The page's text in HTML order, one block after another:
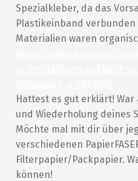
Spezialkleber, da das
Plastikeinband verbunden
Materialien waren
Hattest es gut erklärt!
und Wiederholung deines
Möchte mal mit dir über
verschiedenen
Filterpapier/Packpapier.
können!